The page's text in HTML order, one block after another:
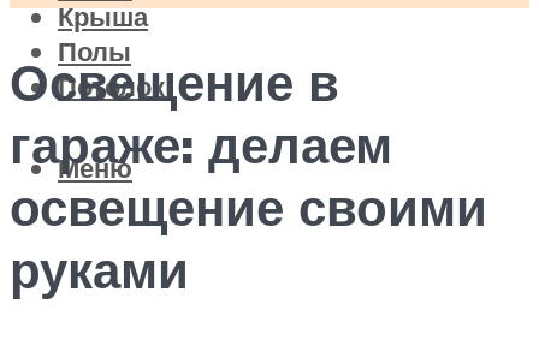
Крыша
Полы
Потолок
Меню
Освещение в
гараже: делаем
освещение своими
руками